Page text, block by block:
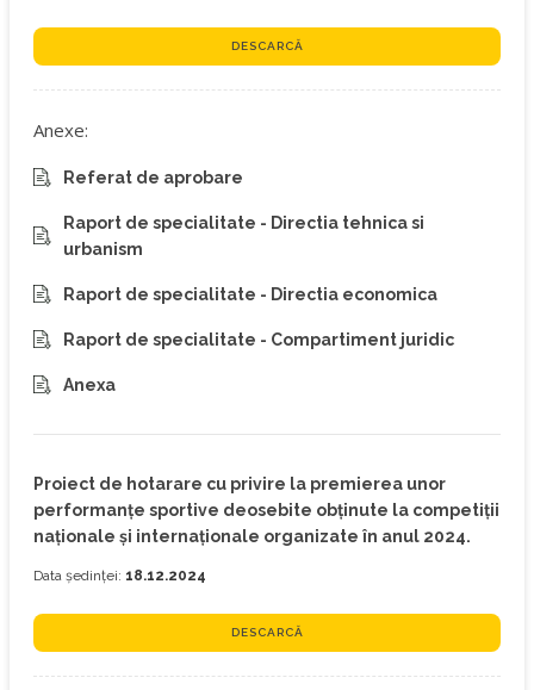
DESCARCĂ
Anexe:
Referat de aprobare
Raport de specialitate - Directia tehnica si
urbanism
Raport de specialitate - Directia economica
Raport de specialitate - Compartiment juridic
Anexa
Proiect de hotarare cu privire la premierea unor
performanțe sportive deosebite obținute la competiții
naționale și internaționale organizate în anul 2024.
Data ședinței: 18.12.2024
DESCARCĂ